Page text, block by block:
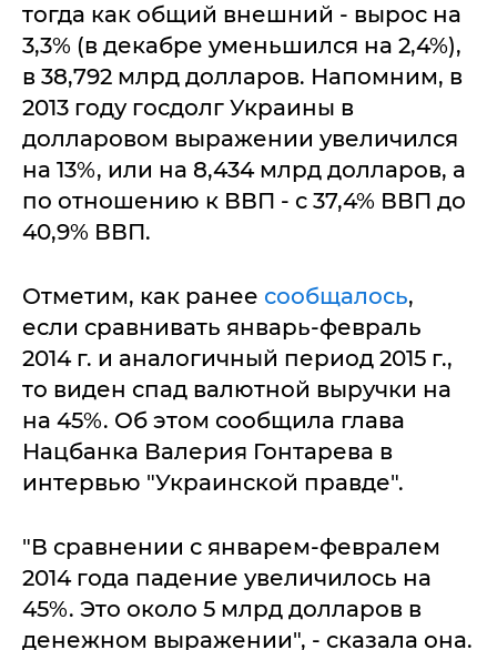
тогда как общий внешний - вырос на
3,3% (в декабре уменьшился на 2,4%),
в 38,792 млрд долларов. Напомним, в
2013 году госдолг Украины в
долларовом выражении увеличился
на 13%, или на 8,434 млрд долларов, а
по отношению к ВВП - с 37,4% ВВП до
40,9% ВВП.
Отметим, как ранее сообщалось,
если сравнивать январь-февраль
2014 г. и аналогичный период 2015 г.,
то виден спад валютной выручки на
на 45%. Об этом сообщила глава
Нацбанка Валерия Гонтарева в
интервью "Украинской правде".
"В сравнении с январем-февралем
2014 года падение увеличилось на
45%. Это около 5 млрд долларов в
денежном выражении", - сказала она.